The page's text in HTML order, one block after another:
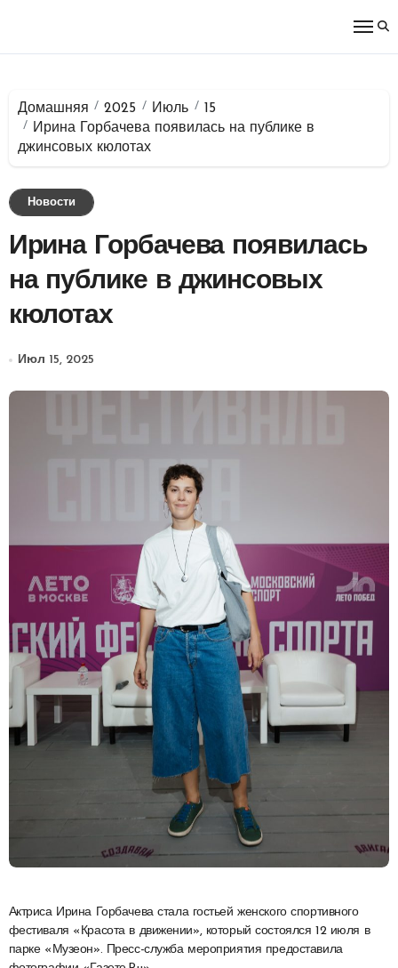
Домашняя 2025 Июль
15
Ирина Горбачева появилась на публике в
джинсовых кюлотах
Новости
Ирина Горбачева появилась
на публике в джинсовых
кюлотах
Июл 15, 2025
Актриса Ирина Горбачева стала гостьей женского спортивного
фестиваля «Красота в движении», который состоялся 12 июля в
парке «Музеон». Пресс-служба мероприятия предоставила